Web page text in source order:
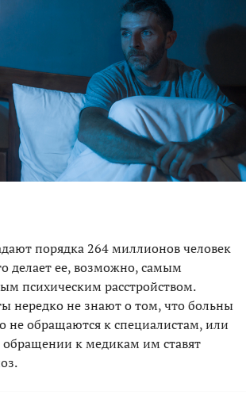
порядка 264 миллионов человек
делает ее, возможно, самым
психическим расстройством.
нередко не знают о том, что больны
не обращаются к специалистам, или
к медикам им ставят